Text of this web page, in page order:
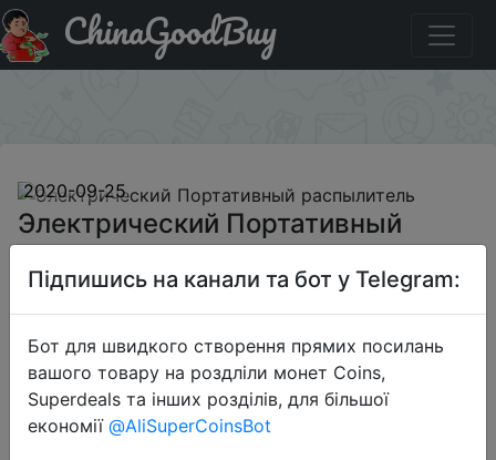
Код на знижку BGDFKSF3 Электрический Портативный
распылительChinaGoodBuy
2020-09-25
Электрический Портативный
распылитель
$110.99
Промокод:"BGDFKSF3"
Підпишись на канали та бот у Telegram:
Бот для швидкого створення прямих посилань
вашого товару на роздліли монет Coins,
Superdeals та інших розділів, для більшої
економії @AliSuperCoinsBot